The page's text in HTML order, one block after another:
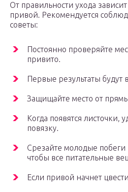
От правильности ухода
привой. Рекомендуется
советы:
Постоянно проверяйте
привито.
Первые результаты будут
Защищайте место от
Когда появятся листочки,
повязку.
Срезайте молодые
чтобы все питательные
Если привой начнет